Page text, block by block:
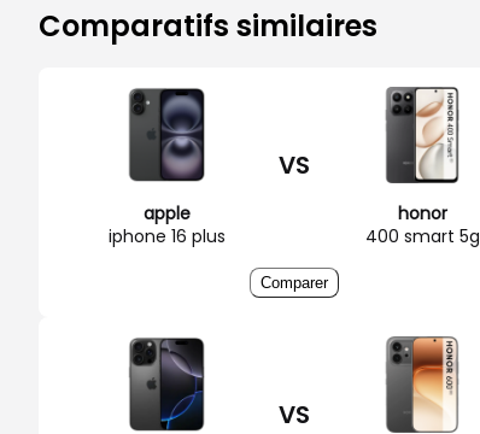
Comparatifs similaires
apple
iphone 16 plus
VS
honor
400 smart 5g
Comparer
VS